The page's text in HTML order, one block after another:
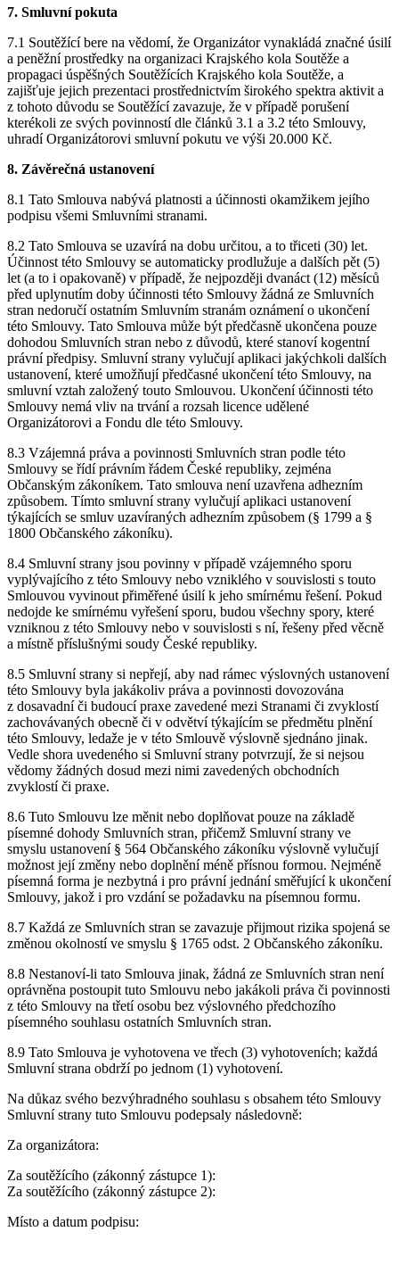
7. Smluvní pokuta
7.1 Soutěžící bere na vědomí, že Organizátor vynakládá značné úsilí
a peněžní prostředky na organizaci Krajského kola Soutěže a
propagaci úspěšných Soutěžících Krajského kola Soutěže, a
zajišťuje jejich prezentaci prostřednictvím širokého spektra aktivit a
z tohoto důvodu se Soutěžící zavazuje, že v případě porušení
kterékoli ze svých povinností dle článků 3.1 a 3.2 této Smlouvy,
uhradí Organizátorovi smluvní pokutu ve výši 20.000 Kč.
8. Závěrečná ustanovení
8.1 Tato Smlouva nabývá platnosti a účinnosti okamžikem jejího
podpisu všemi Smluvními stranami.
8.2 Tato Smlouva se uzavírá na dobu určitou, a to třiceti (30) let.
Účinnost této Smlouvy se automaticky prodlužuje a dalších pět (5)
let (a to i opakovaně) v případě, že nejpozději dvanáct (12) měsíců
před uplynutím doby účinnosti této Smlouvy žádná ze Smluvních
stran nedoručí ostatním Smluvním stranám oznámení o ukončení
této Smlouvy. Tato Smlouva může být předčasně ukončena pouze
dohodou Smluvních stran nebo z důvodů, které stanoví kogentní
právní předpisy. Smluvní strany vylučují aplikaci jakýchkoli dalších
ustanovení, které umožňují předčasné ukončení této Smlouvy, na
smluvní vztah založený touto Smlouvou. Ukončení účinnosti této
Smlouvy nemá vliv na trvání a rozsah licence udělené
Organizátorovi a Fondu dle této Smlouvy.
8.3 Vzájemná práva a povinnosti Smluvních stran podle této
Smlouvy se řídí právním řádem České republiky, zejména
Občanským zákoníkem. Tato smlouva není uzavřena adhezním
způsobem. Tímto smluvní strany vylučují aplikaci ustanovení
týkajících se smluv uzavíraných adhezním způsobem (§ 1799 a §
1800 Občanského zákoníku).
8.4 Smluvní strany jsou povinny v případě vzájemného sporu
vyplývajícího z této Smlouvy nebo vzniklého v souvislosti s touto
Smlouvou vyvinout přiměřené úsilí k jeho smírnému řešení. Pokud
nedojde ke smírnému vyřešení sporu, budou všechny spory, které
vzniknou z této Smlouvy nebo v souvislosti s ní, řešeny před věcně
a místně příslušnými soudy České republiky.
8.5 Smluvní strany si nepřejí, aby nad rámec výslovných ustanovení
této Smlouvy byla jakákoliv práva a povinnosti dovozována
z dosavadní či budoucí praxe zavedené mezi Stranami či zvyklostí
zachovávaných obecně či v odvětví týkajícím se předmětu plnění
této Smlouvy, ledaže je v této Smlouvě výslovně sjednáno jinak.
Vedle shora uvedeného si Smluvní strany potvrzují, že si nejsou
vědomy žádných dosud mezi nimi zavedených obchodních
zvyklostí či praxe.
8.6 Tuto Smlouvu lze měnit nebo doplňovat pouze na základě
písemné dohody Smluvních stran, přičemž Smluvní strany ve
smyslu ustanovení § 564 Občanského zákoníku výslovně vylučují
možnost její změny nebo doplnění méně přísnou formou. Nejméně
písemná forma je nezbytná i pro právní jednání směřující k ukončení
Smlouvy, jakož i pro vzdání se požadavku na písemnou formu.
8.7 Každá ze Smluvních stran se zavazuje přijmout rizika spojená se
změnou okolností ve smyslu § 1765 odst. 2 Občanského zákoníku.
8.8 Nestanoví-li tato Smlouva jinak, žádná ze Smluvních stran není
oprávněna postoupit tuto Smlouvu nebo jakákoli práva či povinnosti
z této Smlouvy na třetí osobu bez výslovného předchozího
písemného souhlasu ostatních Smluvních stran.
8.9 Tato Smlouva je vyhotovena ve třech (3) vyhotoveních; každá
Smluvní strana obdrží po jednom (1) vyhotovení.
Na důkaz svého bezvýhradného souhlasu s obsahem této Smlouvy
Smluvní strany tuto Smlouvu podepsaly následovně:
Za organizátora:
Za soutěžícího (zákonný zástupce 1):
Za soutěžícího (zákonný zástupce 2):
Místo a datum podpisu: